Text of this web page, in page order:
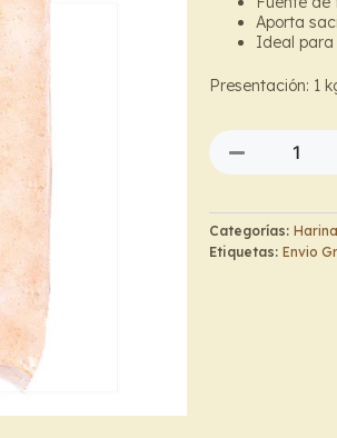
Aporta
Ideal para
Presentación: 1
Harina
Integral
de
Fina
Categorías:
Etiquetas: Envio